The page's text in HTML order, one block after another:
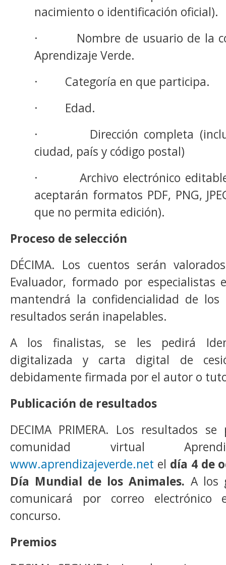
nacimiento o identificación oficial).
· Nombre de usuario de la
Aprendizaje Verde.
· Categoría en que participa.
· Edad.
· Dirección completa
ciudad, país y código postal)
· Archivo electrónico editable
aceptarán formatos PDF, PNG,
que no permita edición).
Proceso de selección
DÉCIMA. Los cuentos serán
Evaluador, formado por especialistas
mantendrá la confidencialidad de los
resultados serán inapelables.
A los finalistas, se les pedirá
digitalizada y carta digital de
debidamente firmada por el autor o
Publicación de resultados
DECIMA PRIMERA. Los resultados
comunidad virtual
www.aprendizajeverde.net el día 4 de
Día Mundial de los Animales. A los
comunicará por correo electrónico
concurso.
Premios